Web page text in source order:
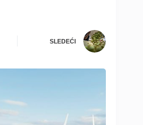
SLEDEĆI